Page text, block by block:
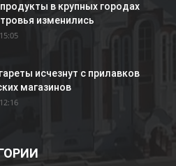
в крупных городах
изменились
исчезнут с прилавков
магазинов